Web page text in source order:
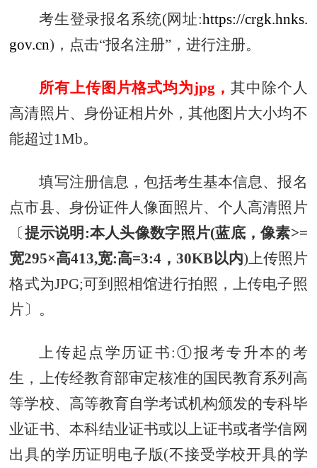
考生登录报名系统(网址:https://crgk.hnks.
gov.cn)，点击“报名注册”，进行注册。
所有上传图片格式均为jpg，其中除个人
高清照片、身份证相片外，其他图片大小均不
能超过1Mb。
填写注册信息，包括考生基本信息、报名
点市县、身份证件人像面照片、个人高清照片
〔提示说明:本人头像数字照片(蓝底，像素>=
宽295×高413,宽:高=3:4，30KB以内)上传照片
格式为JPG;可到照相馆进行拍照，上传电子照
片〕。
上传起点学历证书:①报考专升本的考
生，上传经教育部审定核准的国民教育系列高
等学校、高等教育自学考试机构颁发的专科毕
业证书、本科结业证书或以上证书或者学信网
出具的学历证明电子版(不接受学校开具的学